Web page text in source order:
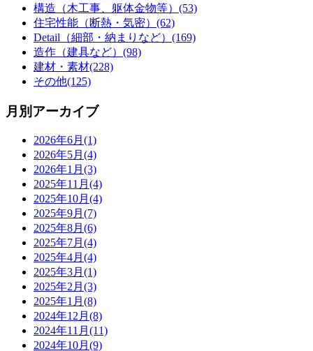
構造（木工事、躯体金物等）(53)
住宅性能（断熱・気密）(62)
Detail（細部・納まりなど）(169)
造作（建具など）(98)
建材・素材(228)
その他(125)
月別アーカイブ
2026年6月(1)
2026年5月(4)
2026年1月(3)
2025年11月(4)
2025年10月(4)
2025年9月(7)
2025年8月(6)
2025年7月(4)
2025年4月(4)
2025年3月(1)
2025年2月(3)
2025年1月(8)
2024年12月(8)
2024年11月(11)
2024年10月(9)